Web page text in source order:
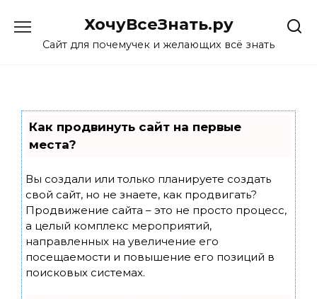
content
ХочуВсеЗнать.ру
Сайт для почемучек и желающих всё знать
Как продвинуть сайт на первые
места?
Вы создали или только планируете создать
свой сайт, но не знаете, как продвигать?
Продвижение сайта – это не просто процесс,
а целый комплекс мероприятий,
направленных на увеличение его
посещаемости и повышение его позиций в
поисковых системах.